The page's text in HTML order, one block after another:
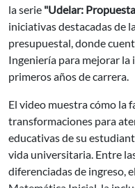
la serie "Udelar:
iniciativas destacadas de
presupuestal, donde
Ingeniería para mejorar
primeros años de carrera.
El video muestra cómo la
transformaciones para
educativas de su
vida universitaria. Entre
diferenciadas de ingreso,